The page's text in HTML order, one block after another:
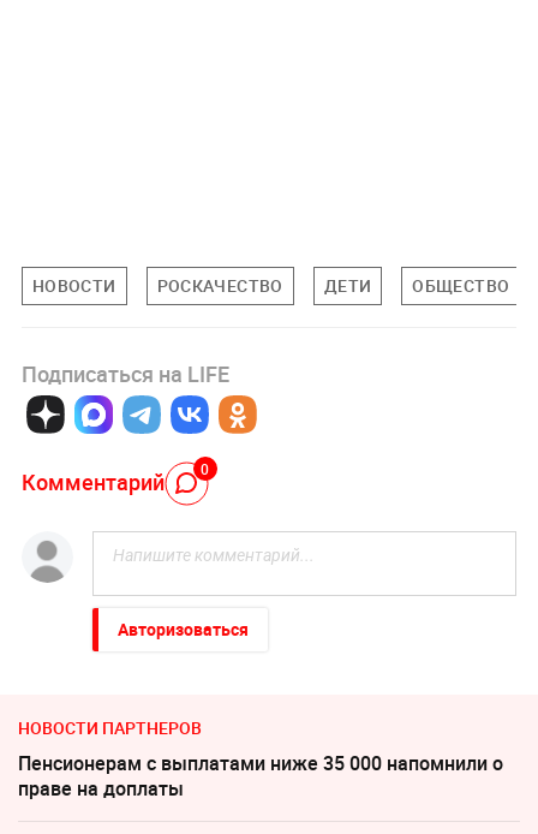
НОВОСТИ РОСКАЧЕСТВО ДЕТИ ОБЩЕСТВО
Подписаться на LIFE
Комментарий 0
Авторизоваться
НОВОСТИ ПАРТНЕРОВ
Пенсионерам с выплатами ниже 35 000 напомнили о
праве на доплаты